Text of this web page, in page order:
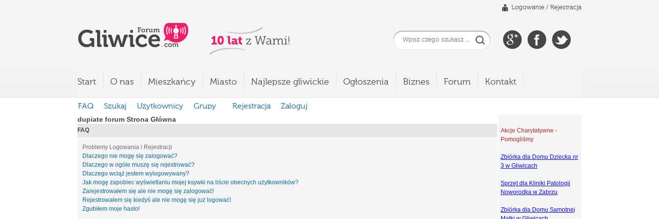
Logowanie / Rejestracja
Start O nas Mieszkańcy Miasto Najlepsze gliwickie Ogłoszenia Biznes Forum Kontakt
FAQ Szukaj Użytkownicy Grupy Rejestracja
Zaloguj
dupiate forum Strona Główna
FAQ
Problemy Logowania i Rejestracji
Dlaczego nie mogę się zalogować?
Dlaczego w ogóle muszę się rejestrować?
Dlaczego wciąż jestem wylogowywany?
Jak mogę zapobiec wyświetlaniu mojej ksywki na liście obecnych użytkowników?
Zarejestrowałem się ale nie mogę się zalogować!
Rejestrowałem się kiedyś ale nie mogę się już logować!
Zgubiłem moje hasło!
Akcje Charytatywne -
Pomogliśmy
Zbiórka dla Domu Dziecka nr
3 w Gliwicach
Sprzęt dla Kliniki Patologii
Noworodka w Zabrzu
Zbiórka dla Domu Samotnej